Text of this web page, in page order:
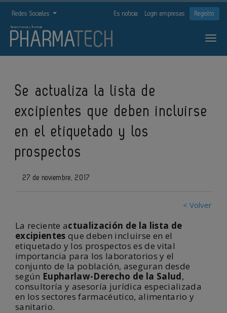
Redes Sociales Es noticia Login empresas Registro
Se actualiza la lista de
excipientes que deben incluirse
en el etiquetado y los
prospectos
27 de noviembre, 2017
< Volver
La reciente actualización de la lista de
excipientes que deben incluirse en el
etiquetado y los prospectos es de vital
importancia para los laboratorios y el
conjunto de la población, aseguran desde
según Eupharlaw-Derecho de la Salud,
consultoría y asesoría jurídica especializada
en los sectores farmacéutico, alimentario y
sanitario.